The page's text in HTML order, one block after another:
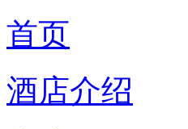
首页
酒店介绍